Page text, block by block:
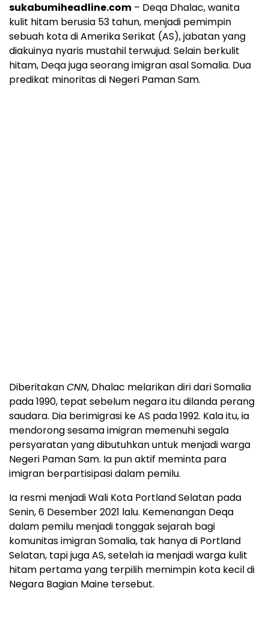
sukabumiheadline.com – Deqa Dhalac, wanita
kulit hitam berusia 53 tahun, menjadi pemimpin
sebuah kota di Amerika Serikat (AS), jabatan yang
diakuinya nyaris mustahil terwujud. Selain berkulit
hitam, Deqa juga seorang imigran asal Somalia. Dua
predikat minoritas di Negeri Paman Sam.
DiberitakanCNN, Dhalac melarikan diri dari Somalia
pada 1990, tepat sebelum negara itu dilanda perang
saudara. Dia berimigrasi ke AS pada 1992. Kala itu, ia
mendorong sesama imigran memenuhi segala
persyaratan yang dibutuhkan untuk menjadi warga
Negeri Paman Sam. Ia pun aktif meminta para
imigran berpartisipasi dalam pemilu.
Ia resmi menjadi Wali Kota Portland Selatan pada
Senin, 6 Desember 2021 lalu. Kemenangan Deqa
dalam pemilu menjadi tonggak sejarah bagi
komunitas imigran Somalia, tak hanya di Portland
Selatan, tapi juga AS, setelah ia menjadi warga kulit
hitam pertama yang terpilih memimpin kota kecil di
Negara Bagian Maine tersebut.